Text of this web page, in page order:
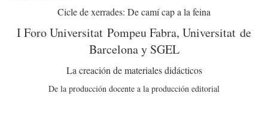
Cicle de xerrades: De camí cap a la feina
I Foro Universitat Pompeu Fabra, Universitat de
Barcelona y SGEL
La creación de materiales didácticos
De la producción docente a la producción editorial